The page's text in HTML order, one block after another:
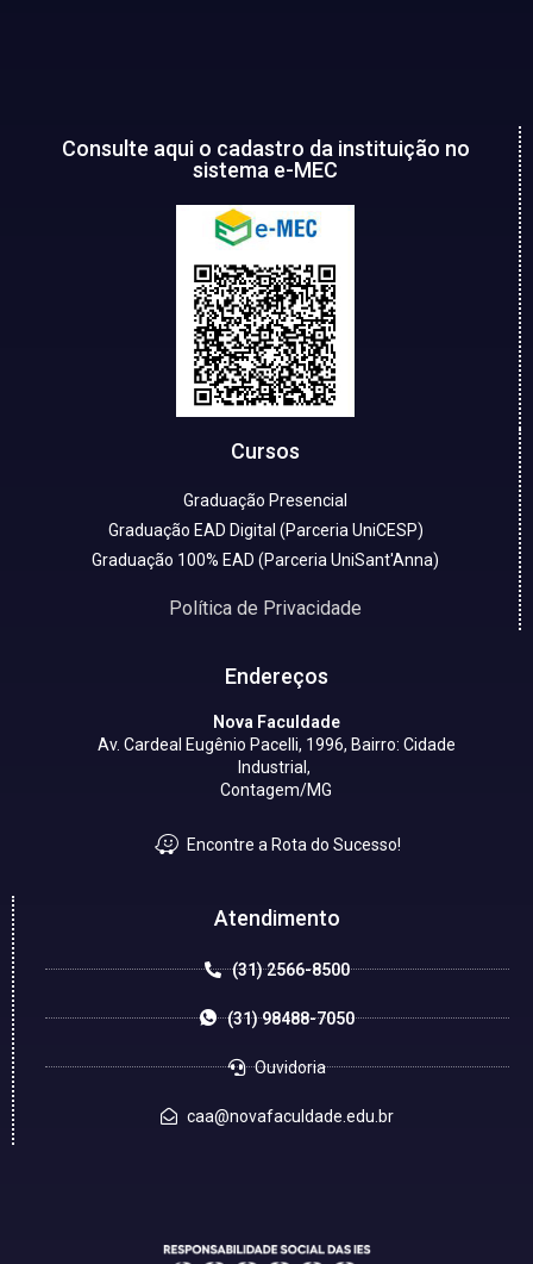
Consulte aqui o cadastro da instituição no
sistema e-MEC
Cursos
Graduação Presencial
Graduação EAD Digital (Parceria UniCESP)
Graduação 100% EAD (Parceria UniSant'Anna)
Política de Privacidade
Endereços
Nova Faculdade
Av. Cardeal Eugênio Pacelli, 1996, Bairro: Cidade
Industrial,
Contagem/MG
Encontre a Rota do Sucesso!
Atendimento
(31) 2566-8500
(31) 98488-7050
Ouvidoria
caa@novafaculdade.edu.br